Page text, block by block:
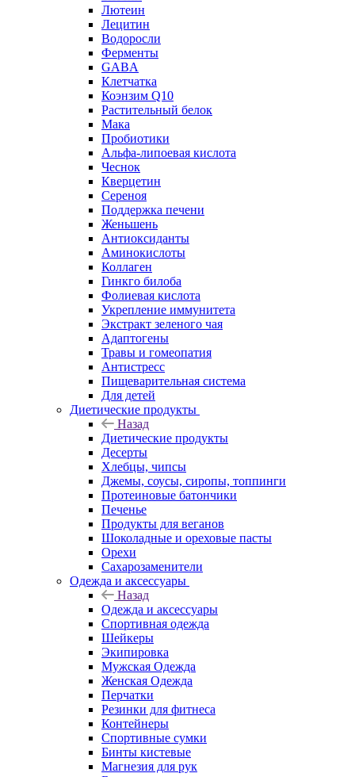
Лютеин
Лецитин
Водоросли
Ферменты
GABA
Клетчатка
Коэнзим Q10
Растительный белок
Мака
Пробиотики
Альфа-липоевая кислота
Чеснок
Кверцетин
Сереноя
Поддержка печени
Женьшень
Антиоксиданты
Аминокислоты
Коллаген
Гинкго билоба
Фолиевая кислота
Укрепление иммунитета
Экстракт зеленого чая
Адаптогены
Травы и гомеопатия
Антистресс
Пищеварительная система
Для детей
Диетические продукты
Назад
Диетические продукты
Десерты
Хлебцы, чипсы
Джемы, соусы, сиропы, топпинги
Протеиновые батончики
Печенье
Продукты для веганов
Шоколадные и ореховые пасты
Орехи
Сахарозаменители
Одежда и аксессуары
Назад
Одежда и аксессуары
Спортивная одежда
Шейкеры
Экипировка
Мужская Одежда
Женская Одежда
Перчатки
Резинки для фитнеса
Контейнеры
Спортивные сумки
Бинты кистевые
Магнезия для рук